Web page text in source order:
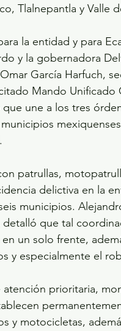
Tlalnepantla y Valle
la entidad y para
y la gobernadora
García Harfuch,
Mando Unificado
une a los tres
patrullas,
delictiva en la
municipios.
que tal
un solo frente,
y especialmente el
prioritaria,
y motocicletas,